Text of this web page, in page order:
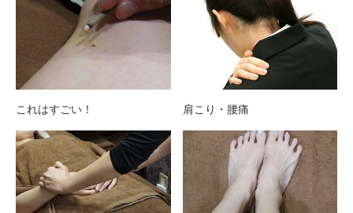
これはすごい！ 肩こり・腰痛